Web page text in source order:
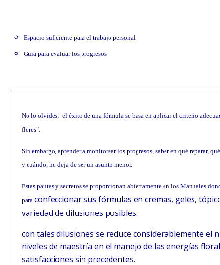
Espacio suficiente para el trabajo personal
Guía para evaluar los progresos
No lo olvides: el éxito de una fórmula se basa en aplicar el criterio
flores".
Sin embargo, aprender a monitorear los progresos, saber en qué reparar,
y cuándo, no deja de ser un asunto menor.
Estas pautas y secretos se proporcionan abiertamente en los Manuales
para confeccionar sus fórmulas en cremas, geles,
variedad de dilusiones posibles.
con tales dilusiones se reduce considerablemente el
niveles de maestría en el manejo de las energías
satisfacciones sin precedentes.